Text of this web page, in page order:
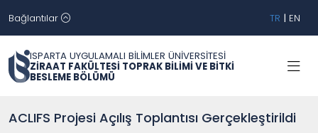
Bağlantılar TR | EN
ISPARTA UYGULAMALI BİLİMLER ÜNİVERSİTESİ
ZİRAAT FAKÜLTESİ TOPRAK BİLİMİ VE BİTKİ
BESLEME BÖLÜMÜ
ACLIFS Projesi Açılış Toplantısı Gerçekleştirildi